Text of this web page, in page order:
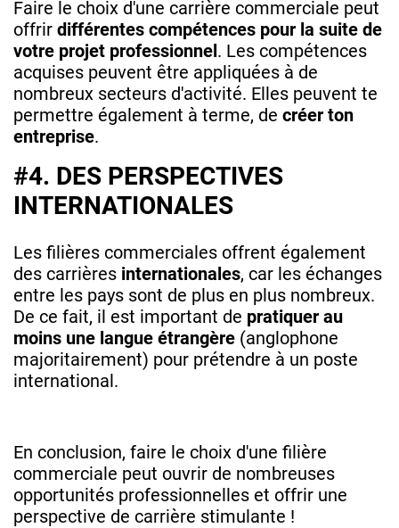
Faire le choix d'une carrière commerciale peut
offrir différentes compétences pour la suite de
votre projet professionnel. Les compétences
acquises peuvent être appliquées à de
nombreux secteurs d'activité. Elles peuvent te
permettre également à terme, de créer ton
entreprise.
#4. DES PERSPECTIVES
INTERNATIONALES
Les filières commerciales offrent également
des carrières internationales, car les échanges
entre les pays sont de plus en plus nombreux.
De ce fait, il est important de pratiquer au
moins une langue étrangère (anglophone
majoritairement) pour prétendre à un poste
international.
En conclusion, faire le choix d'une filière
commerciale peut ouvrir de nombreuses
opportunités professionnelles et offrir une
perspective de carrière stimulante !